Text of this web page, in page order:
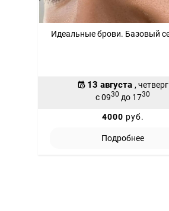
Идеальные брови. Базовый
13 августа , четверг
с 0930 до 1730
4000 руб.
Подробнее